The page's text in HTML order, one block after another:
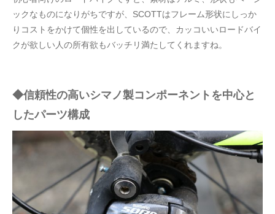
ックなものになりがちですが、SCOTTはフレーム形状にしっか
りコストをかけて個性を出しているので、カッコいいロードバイ
クが欲しい人の所有欲もバッチリ満たしてくれますね。
◆信頼性の高いシマノ製コンポーネントを中心と
したパーツ構成